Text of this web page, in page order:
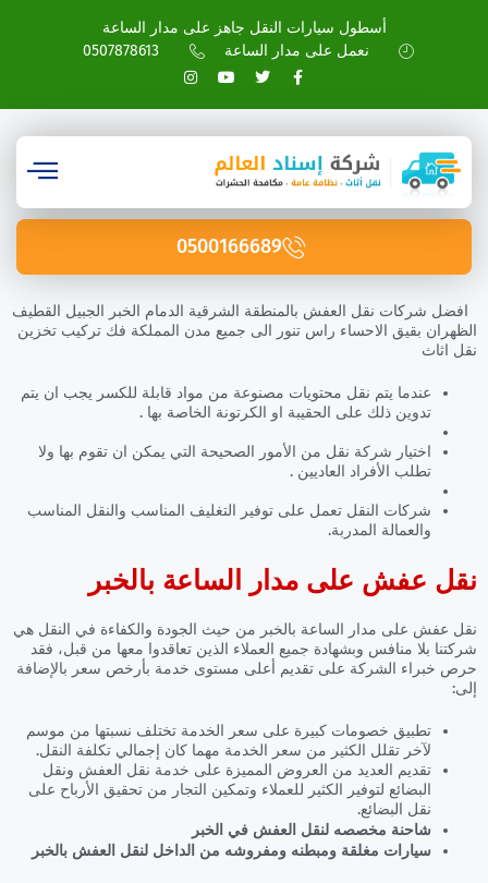
أسطول سيارات النقل جاهز على مدار الساعة
نعمل على مدار الساعة
0507878613
0500166689
افضل شركات نقل العفش بالمنطقة الشرقية الدمام الخبر الجبيل القطيف
الظهران بقيق الاحساء راس تنور الى جميع مدن المملكة فك تركيب تخزين
نقل اثاث
عندما يتم نقل محتويات مصنوعة من مواد قابلة للكسر يجب ان يتم
تدوين ذلك على الحقيبة او الكرتونة الخاصة بها .
اختيار شركة نقل من الأمور الصحيحة التي يمكن ان تقوم بها ولا
تطلب الأفراد العاديين .
شركات النقل تعمل على توفير التغليف المناسب والنقل المناسب
والعمالة المدربة.
نقل عفش على مدار الساعة بالخبر
نقل عفش على مدار الساعة بالخبر من حيث الجودة والكفاءة في النقل هي
شركتنا بلا منافس وبشهادة جميع العملاء الذين تعاقدوا معها من قبل، فقد
حرص خبراء الشركة على تقديم أعلى مستوى خدمة بأرخص سعر بالإضافة
إلى:
تطبيق خصومات كبيرة على سعر الخدمة تختلف نسبتها من موسم
لآخر تقلل الكثير من سعر الخدمة مهما كان إجمالي تكلفة النقل.
تقديم العديد من العروض المميزة على خدمة نقل العفش ونقل
البضائع لتوفير الكثير للعملاء وتمكين التجار من تحقيق الأرباح على
نقل البضائع.
شاحنة مخصصه لنقل العفش في الخبر
سيارات مغلقة ومبطنه ومفروشه من الداخل لنقل العفش بالخبر